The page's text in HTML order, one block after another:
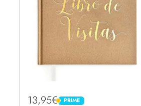
13,95€ PRIME
PRIME